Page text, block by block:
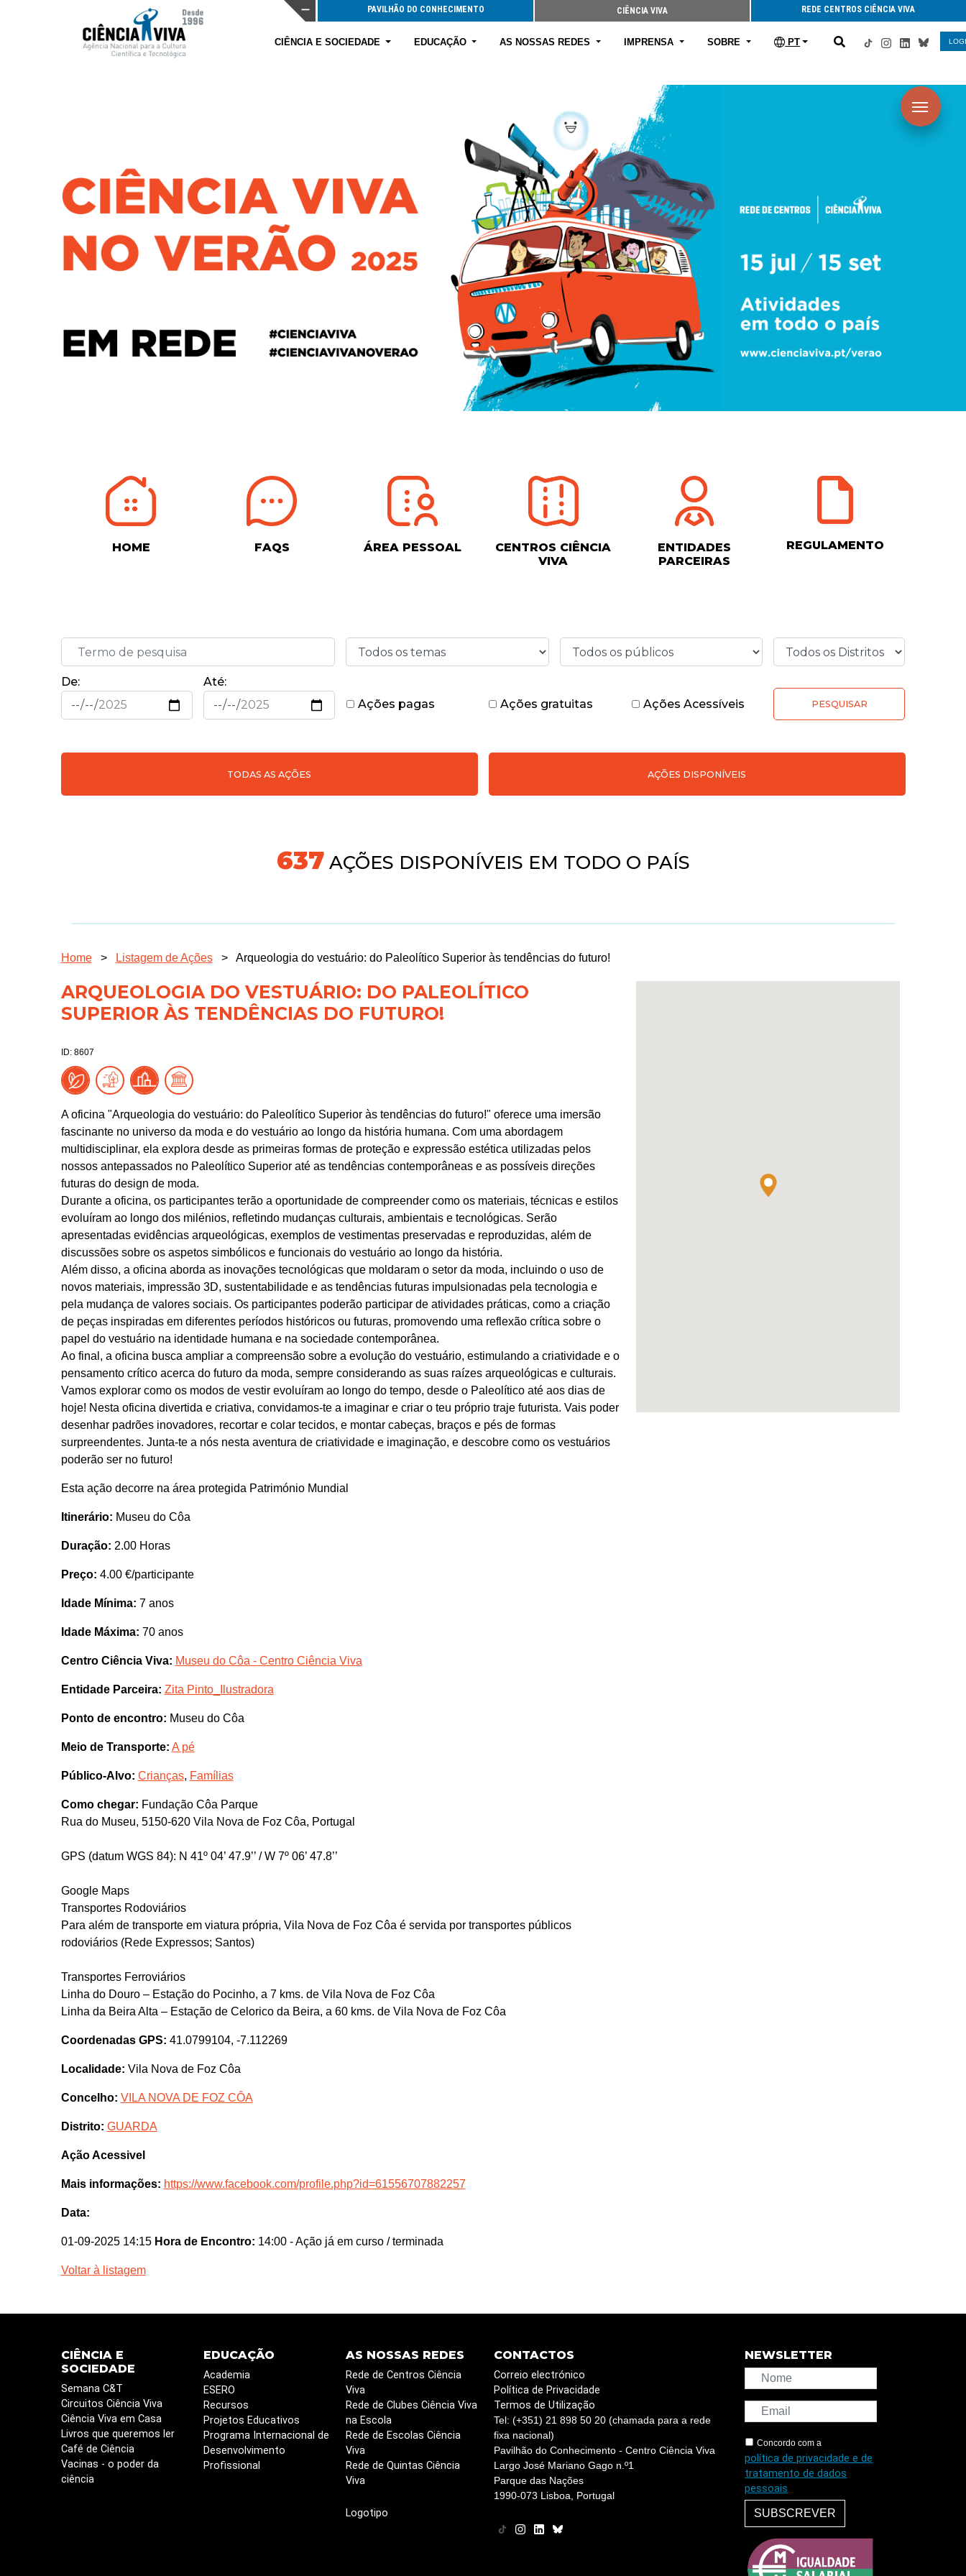
PAVILHÃO DO CONHECIMENTO CIÊNCIA VIVA REDE CENTROS CIÊNCIA VIVA
CIÊNCIA E SOCIEDADE EDUCAÇÃO AS NOSSAS REDES IMPRENSA SOBRE PT
HOME FAQS ÁREA PESSOAL
CENTROS CIÊNCIA
VIVA
ENTIDADES
PARCEIRAS
REGULAMENTO
De:
Até:
Ações pagas
Ações gratuitas Ações Acessíveis PESQUISAR
TODAS AS AÇÕES AÇÕES DISPONÍVEIS
704 AÇÕES DISPONÍVEIS EM TODO O PAÍS
Home > Listagem de Ações > Arqueologia do vestuário: do Paleolítico Superior às tendências do futuro!
ARQUEOLOGIA DO VESTUÁRIO: DO PALEOLÍTICO
SUPERIOR ÀS TENDÊNCIAS DO FUTURO!
ID: 8607
A oficina "Arqueologia do vestuário: do Paleolítico Superior às tendências do futuro!" oferece uma imersão
fascinante no universo da moda e do vestuário ao longo da história humana. Com uma abordagem
multidisciplinar, ela explora desde as primeiras formas de proteção e expressão estética utilizadas pelos
nossos antepassados no Paleolítico Superior até as tendências contemporâneas e as possíveis direções
futuras do design de moda.
Durante a oficina, os participantes terão a oportunidade de compreender como os materiais, técnicas e estilos
evoluíram ao longo dos milénios, refletindo mudanças culturais, ambientais e tecnológicas. Serão
apresentadas evidências arqueológicas, exemplos de vestimentas preservadas e reproduzidas, além de
discussões sobre os aspetos simbólicos e funcionais do vestuário ao longo da história.
Além disso, a oficina aborda as inovações tecnológicas que moldaram o setor da moda, incluindo o uso de
novos materiais, impressão 3D, sustentabilidade e as tendências futuras impulsionadas pela tecnologia e
pela mudança de valores sociais. Os participantes poderão participar de atividades práticas, como a criação
de peças inspiradas em diferentes períodos históricos ou futuras, promovendo uma reflexão crítica sobre o
papel do vestuário na identidade humana e na sociedade contemporânea.
Ao final, a oficina busca ampliar a compreensão sobre a evolução do vestuário, estimulando a criatividade e o
pensamento crítico acerca do futuro da moda, sempre considerando as suas raízes arqueológicas e culturais.
Vamos explorar como os modos de vestir evoluíram ao longo do tempo, desde o Paleolítico até aos dias de
hoje! Nesta oficina divertida e criativa, convidamos-te a imaginar e criar o teu próprio traje futurista. Vais poder
desenhar padrões inovadores, recortar e colar tecidos, e montar cabeças, braços e pés de formas
surpreendentes. Junta-te a nós nesta aventura de criatividade e imaginação, e descobre como os vestuários
poderão ser no futuro!
Esta ação decorre na área protegida Património Mundial
Itinerário: Museu do Côa
Duração: 2.00 Horas
Preço: 4.00 €/participante
Idade Mínima: 7 anos
Idade Máxima: 70 anos
Centro Ciência Viva: Museu do Côa - Centro Ciência Viva
Entidade Parceira: Zita Pinto_Ilustradora
Ponto de encontro: Museu do Côa
Meio de Transporte: A pé
Público-Alvo: Crianças, Famílias
Como chegar: Fundação Côa Parque
Rua do Museu, 5150-620 Vila Nova de Foz Côa, Portugal
GPS (datum WGS 84): N 41º 04’ 47.9’’ / W 7º 06’ 47.8’’
Google Maps
Transportes Rodoviários
Para além de transporte em viatura própria, Vila Nova de Foz Côa é servida por transportes públicos
rodoviários (Rede Expressos; Santos)
Transportes Ferroviários
Linha do Douro – Estação do Pocinho, a 7 kms. de Vila Nova de Foz Côa
Linha da Beira Alta – Estação de Celorico da Beira, a 60 kms. de Vila Nova de Foz Côa
Coordenadas GPS: 41.0799104, -7.112269
Localidade: Vila Nova de Foz Côa
Concelho: VILA NOVA DE FOZ CÔA
Distrito: GUARDA
Ação Acessivel
Mais informações: https://www.facebook.com/profile.php?id=61556707882257
Data:
01-09-2025 14:15 Hora de Encontro: 14:00 - Ação já em curso / terminada
Voltar à listagem
CIÊNCIA E
SOCIEDADE
Semana C&T
Circuitos Ciência Viva
Ciência Viva em Casa
Livros que queremos ler
Café de Ciência
Vacinas - o poder da
ciência
EDUCAÇÃO
Academia
ESERO
Recursos
Projetos Educativos
Programa Internacional de
Desenvolvimento
Profissional
AS NOSSAS REDES
Rede de Centros Ciência
Viva
Rede de Clubes Ciência Viva
na Escola
Rede de Escolas Ciência
Viva
Rede de Quintas Ciência
Viva
Logotipo
CONTACTOS
Correio electrónico
Política de Privacidade
Termos de Utilização
Tel: (+351) 21 898 50 20 (chamada para a rede
fixa nacional)
Pavilhão do Conhecimento - Centro Ciência Viva
Largo José Mariano Gago n.º1
Parque das Nações
1990-073 Lisboa, Portugal
NEWSLETTER
Concordo com a
política de privacidade e de
tratamento de dados
pessoais
SUBSCREVER